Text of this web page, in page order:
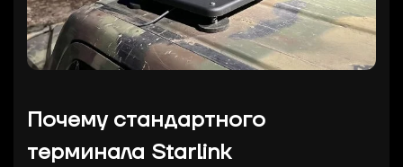
Почему стандартного
терминала Starlink